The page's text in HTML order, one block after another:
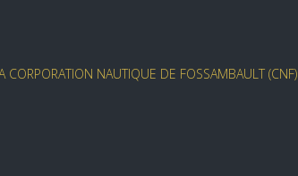
NAUTIQUE DE FOSSAMBAULT (CNF)